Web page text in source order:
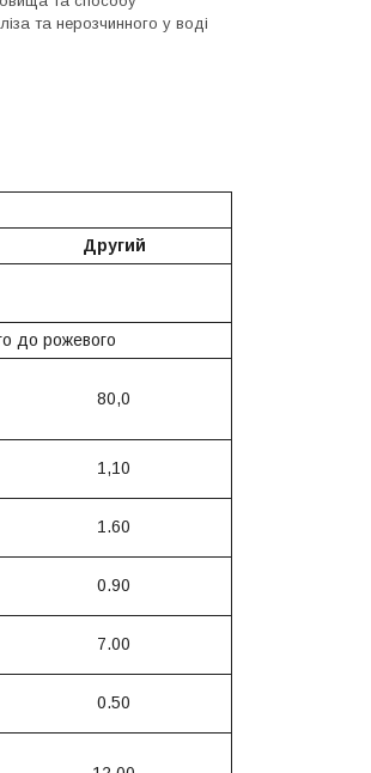
та нерозчинного у воді
Другий
до рожевого
80,0
1,10
1.60
0.90
7.00
0.50